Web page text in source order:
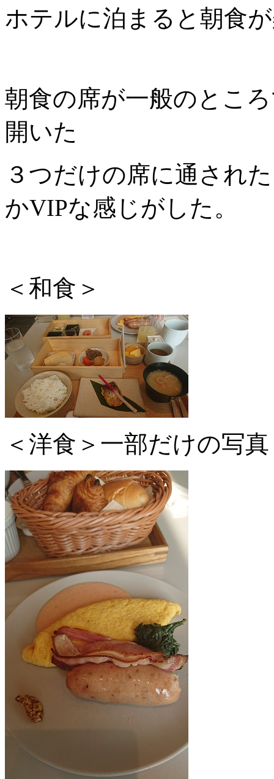
ホテルに泊まると朝食
朝食の席が一般のとこ
開いた
３つだけの席に通され
かVIPな感じがした。
＜和食＞
＜洋食＞一部だけの写